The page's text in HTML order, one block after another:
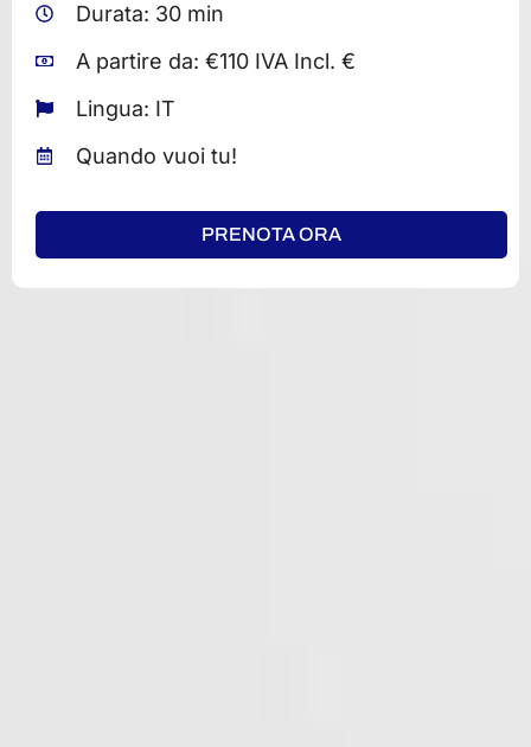
Durata: 30 min
A partire da: €110 IVA Incl. €
Lingua: IT
Quando vuoi tu!
PRENOTA ORA